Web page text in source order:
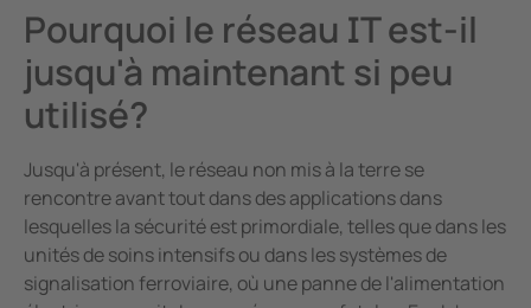
Pourquoi le réseau IT est-il
jusqu'à maintenant si peu
utilisé?
Jusqu'à présent, le réseau non mis à la terre se
rencontre avant tout dans des applications dans
lesquelles la sécurité est primordiale, telles que dans les
unités de soins intensifs ou dans les systèmes de
signalisation ferroviaire, où une panne de l'alimentation